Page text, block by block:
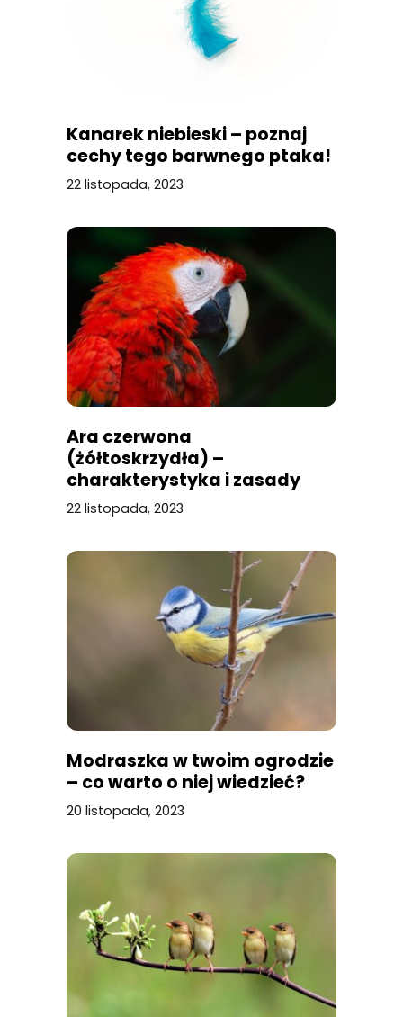
Kanarek niebieski – poznaj
cechy tego barwnego ptaka!
22 listopada, 2023
Ara czerwona
(żółtoskrzydła) –
charakterystyka i zasady
pielęgnacji
22 listopada, 2023
Modraszka w twoim ogrodzie
– co warto o niej wiedzieć?
20 listopada, 2023